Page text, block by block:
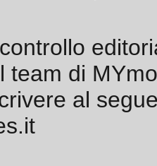
team di
al